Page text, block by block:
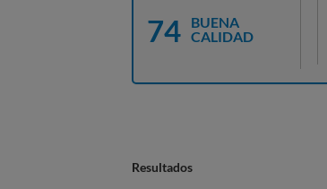
74
BUENA
CALIDAD
Resultados